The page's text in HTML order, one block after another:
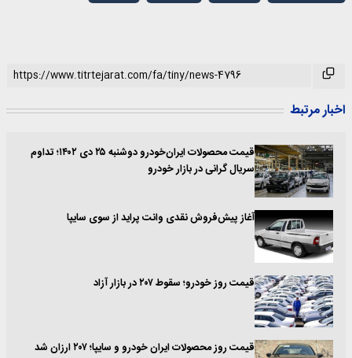
اخبار مرتبط
قیمت محصولات ایران‌خودرو دوشنبه ۲۵ دی ۱۴۰۲؛ تداوم
سریال گرانی در بازار خودرو
آغاز پیش‌فروش نقدی وانت پراید از سوی سایپا
قیمت روز خودرو؛ سقوط ۲۰۷ در بازار آزاد
قیمت روز محصولات ایران خودرو و سایپا؛ ۲۰۷ ارزان شد